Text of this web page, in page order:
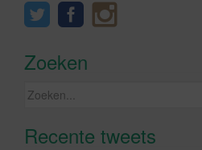
Zoeken
Zoeken
Recente tweets
Klik om marketing